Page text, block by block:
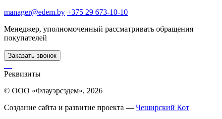
manager@edem.by +375 29 673-10-10
Менеджер, уполномоченный рассматривать обращения
покупателей
Заказать звонок
Реквизиты
© ООО «Флауэрсэдем», 2026
Создание сайта и развитие проекта — Чеширский Кот